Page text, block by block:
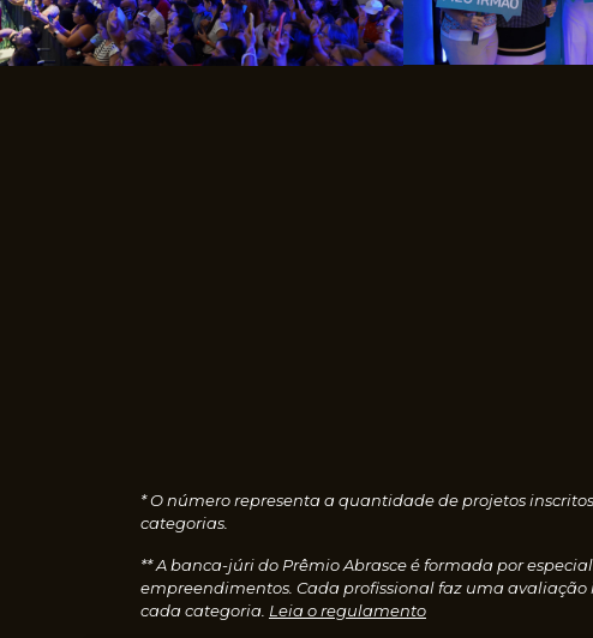
* O número representa a quantidade de projetos
categorias.
** A banca-júri do Prêmio Abrasce é formada por
empreendimentos. Cada profissional faz uma
cada categoria. Leia o regulamento